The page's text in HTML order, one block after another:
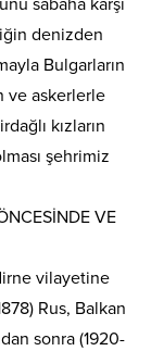
denizden
Bulgarların
ve askerlerle
kızların
şehrimiz
VE
vilayetine
Rus, Balkan
sonra (1920-